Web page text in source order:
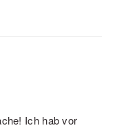
Ich hab vor